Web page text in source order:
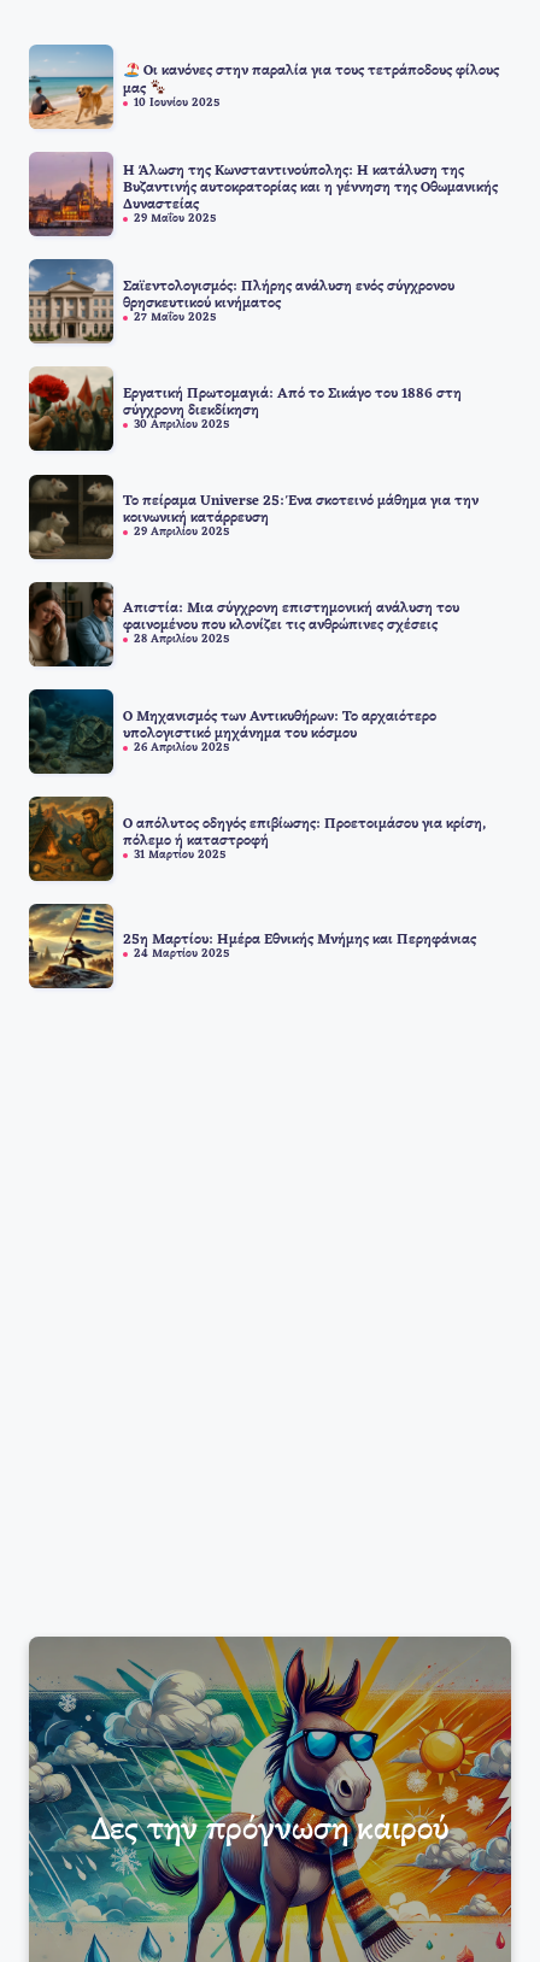
Οι κανόνες στην παραλία για τους τετράποδους φίλους
μας
10 Ιουνίου 2025
Η Άλωση της Κωνσταντινούπολης: Η κατάλυση της
Βυζαντινής αυτοκρατορίας και η γέννηση της Οθωμανικής
Δυναστείας
29 Μαΐου 2025
Σαϊεντολογισμός: Πλήρης ανάλυση ενός σύγχρονου
θρησκευτικού κινήματος
27 Μαΐου 2025
Εργατική Πρωτομαγιά: Από το Σικάγο του 1886 στη
σύγχρονη διεκδίκηση
30 Απριλίου 2025
Το πείραμα Universe 25: Ένα σκοτεινό μάθημα για την
κοινωνική κατάρρευση
29 Απριλίου 2025
Απιστία: Μια σύγχρονη επιστημονική ανάλυση του
φαινομένου που κλονίζει τις ανθρώπινες σχέσεις
28 Απριλίου 2025
Ο Μηχανισμός των Αντικυθήρων: Το αρχαιότερο
υπολογιστικό μηχάνημα του κόσμου
26 Απριλίου 2025
Ο απόλυτος οδηγός επιβίωσης: Προετοιμάσου για κρίση,
πόλεμο ή καταστροφή
31 Μαρτίου 2025
25η Μαρτίου: Ημέρα Εθνικής Μνήμης και Περηφάνιας
24 Μαρτίου 2025
Δες την πρόγνωση καιρού